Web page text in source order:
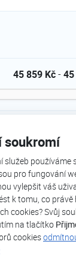
soukromí
služeb používáme
pro fungování
vylepšit váš
k tomu, co
cookies? Svůj
na tlačítko
cookies
45 859 Kč-